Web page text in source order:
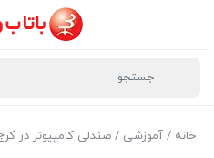
خانه / آموزشی / صندلی کامپیوتر در